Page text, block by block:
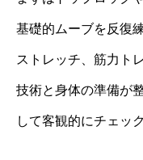
基礎的ムーブを反復
ストレッチ、筋力ト
技術と身体の準備が
して客観的にチェッ